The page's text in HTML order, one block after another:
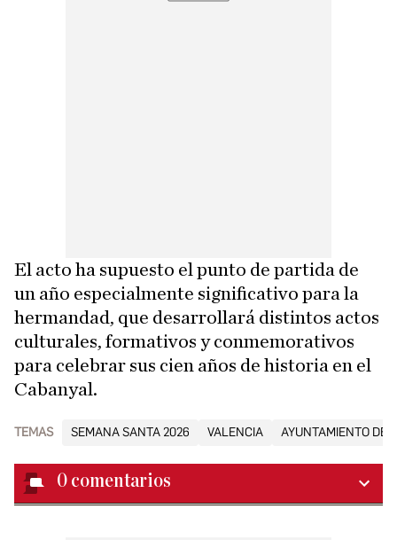
El acto ha supuesto el punto de partida de
un año especialmente significativo para la
hermandad, que desarrollará distintos actos
culturales, formativos y conmemorativos
para celebrar sus cien años de historia en el
Cabanyal.
TEMAS SEMANA SANTA 2026 VALENCIA AYUNTAMIENTO DE
0 comentarios